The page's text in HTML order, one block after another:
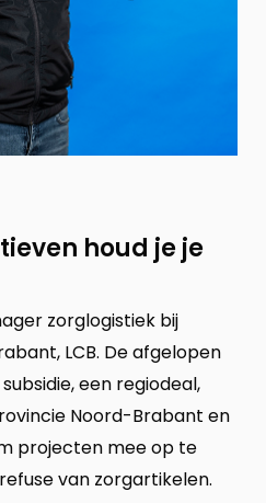
houd je je
zorglogistiek bij
LCB. De afgelopen
een regiodeal,
Noord-Brabant en
projecten mee op te
van zorgartikelen.